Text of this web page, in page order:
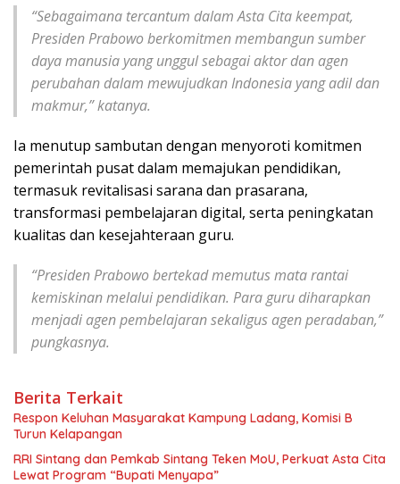
“Sebagaimana tercantum dalam Asta Cita keempat,
Presiden Prabowo berkomitmen membangun sumber
daya manusia yang unggul sebagai aktor dan agen
perubahan dalam mewujudkan Indonesia yang adil dan
makmur,” katanya.
Ia menutup sambutan dengan menyoroti komitmen
pemerintah pusat dalam memajukan pendidikan,
termasuk revitalisasi sarana dan prasarana,
transformasi pembelajaran digital, serta peningkatan
kualitas dan kesejahteraan guru.
“Presiden Prabowo bertekad memutus mata rantai
kemiskinan melalui pendidikan. Para guru diharapkan
menjadi agen pembelajaran sekaligus agen peradaban,”
pungkasnya.
Berita Terkait
Respon Keluhan Masyarakat Kampung Ladang, Komisi B
Turun Kelapangan
RRI Sintang dan Pemkab Sintang Teken MoU, Perkuat Asta Cita
Lewat Program “Bupati Menyapa”